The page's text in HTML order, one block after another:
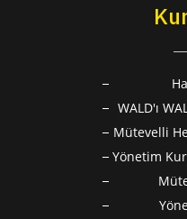
WALD'ı
Mütevelli
Yönetim